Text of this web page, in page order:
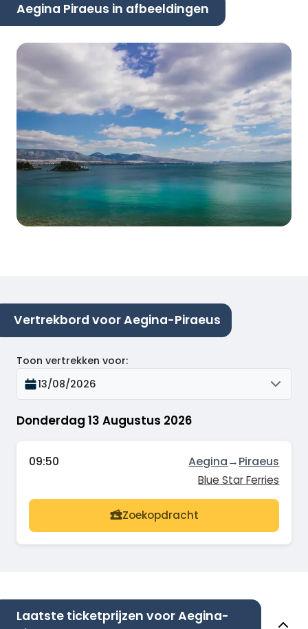
Aegina Piraeus in afbeeldingen
Vertrekbord voor Aegina-Piraeus
Donderdag 13 Augustus 2026
Toon vertrekken voor:
13/08/2026
09:50 Aegina→Piraeus
Blue Star Ferries
Zoekopdracht
Laatste ticketprijzen voor Aegina-